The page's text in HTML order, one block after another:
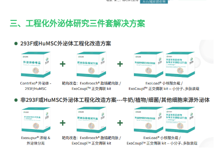
三、工程化外泌体研究三件套解决方案